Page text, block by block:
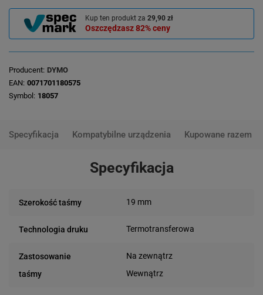
Kup ten produkt za 29,90 zł
Oszczędzasz82%ceny
Producent DYMO
EAN 0071701180575
Symbol 18057
Specyfikacja Kompatybilne urządzenia Kupowane razem
Specyfikacja
Szerokość taśmy 19 mm
Technologia druku Termotransferowa
Zastosowanie
taśmy
Na zewnątrz
Wewnątrz